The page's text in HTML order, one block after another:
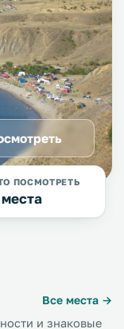
ПОСМОТРЕТЬ
Все места →
и знаковые